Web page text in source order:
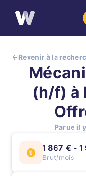
Revenir à la
(h/f) à
Parue il
1 867 € - 1
Brut/mois